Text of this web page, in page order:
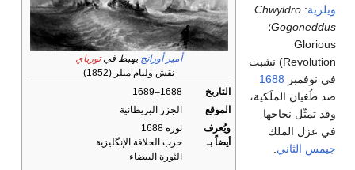
أمير أورانج يهبط فيتورباي
نقش وليام ميلر (1852)
التاريخ
1688–1689
الموقع
الجزر البريطانية
ويُعرف
أيضاً بـ
ثورة 1688
حرب الخلافة الإنگليزية
الثورة البيضاء
ويلزية:
Chwyldro
Gogoneddus؛
Glorious
Revolution) نشبت
في نوفمبر 1688
ضد طُغيان الملَكية،
وقد تمثّل نجاحها
في عزل الملك
جيمس الثاني